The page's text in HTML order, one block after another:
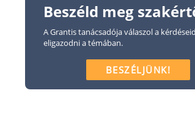
Beszéld meg
A Grantis tanácsadója válaszol a
eligazodni a témában.
BESZÉLJÜNK!